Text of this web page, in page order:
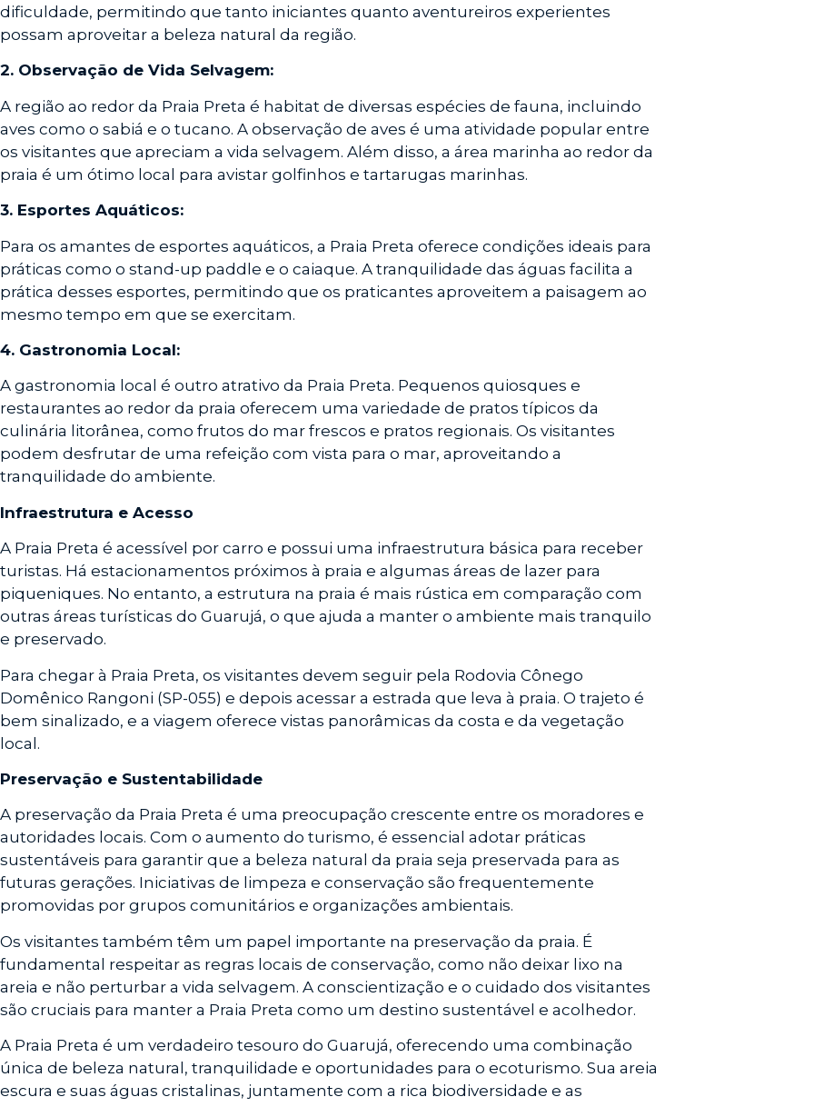
dificuldade, permitindo que tanto iniciantes quanto aventureiros experientes
possam aproveitar a beleza natural da região.
2. Observação de Vida Selvagem:
A região ao redor da Praia Preta é habitat de diversas espécies de fauna, incluindo
aves como o sabiá e o tucano. A observação de aves é uma atividade popular entre
os visitantes que apreciam a vida selvagem. Além disso, a área marinha ao redor da
praia é um ótimo local para avistar golfinhos e tartarugas marinhas.
3. Esportes Aquáticos:
Para os amantes de esportes aquáticos, a Praia Preta oferece condições ideais para
práticas como o stand-up paddle e o caiaque. A tranquilidade das águas facilita a
prática desses esportes, permitindo que os praticantes aproveitem a paisagem ao
mesmo tempo em que se exercitam.
4. Gastronomia Local:
A gastronomia local é outro atrativo da Praia Preta. Pequenos quiosques e
restaurantes ao redor da praia oferecem uma variedade de pratos típicos da
culinária litorânea, como frutos do mar frescos e pratos regionais. Os visitantes
podem desfrutar de uma refeição com vista para o mar, aproveitando a
tranquilidade do ambiente.
Infraestrutura e Acesso
A Praia Preta é acessível por carro e possui uma infraestrutura básica para receber
turistas. Há estacionamentos próximos à praia e algumas áreas de lazer para
piqueniques. No entanto, a estrutura na praia é mais rústica em comparação com
outras áreas turísticas do Guarujá, o que ajuda a manter o ambiente mais tranquilo
e preservado.
Para chegar à Praia Preta, os visitantes devem seguir pela Rodovia Cônego
Domênico Rangoni (SP-055) e depois acessar a estrada que leva à praia. O trajeto é
bem sinalizado, e a viagem oferece vistas panorâmicas da costa e da vegetação
local.
Preservação e Sustentabilidade
A preservação da Praia Preta é uma preocupação crescente entre os moradores e
autoridades locais. Com o aumento do turismo, é essencial adotar práticas
sustentáveis para garantir que a beleza natural da praia seja preservada para as
futuras gerações. Iniciativas de limpeza e conservação são frequentemente
promovidas por grupos comunitários e organizações ambientais.
Os visitantes também têm um papel importante na preservação da praia. É
fundamental respeitar as regras locais de conservação, como não deixar lixo na
areia e não perturbar a vida selvagem. A conscientização e o cuidado dos visitantes
são cruciais para manter a Praia Preta como um destino sustentável e acolhedor.
A Praia Preta é um verdadeiro tesouro do Guarujá, oferecendo uma combinação
única de beleza natural, tranquilidade e oportunidades para o ecoturismo. Sua areia
escura e suas águas cristalinas, juntamente com a rica biodiversidade e as